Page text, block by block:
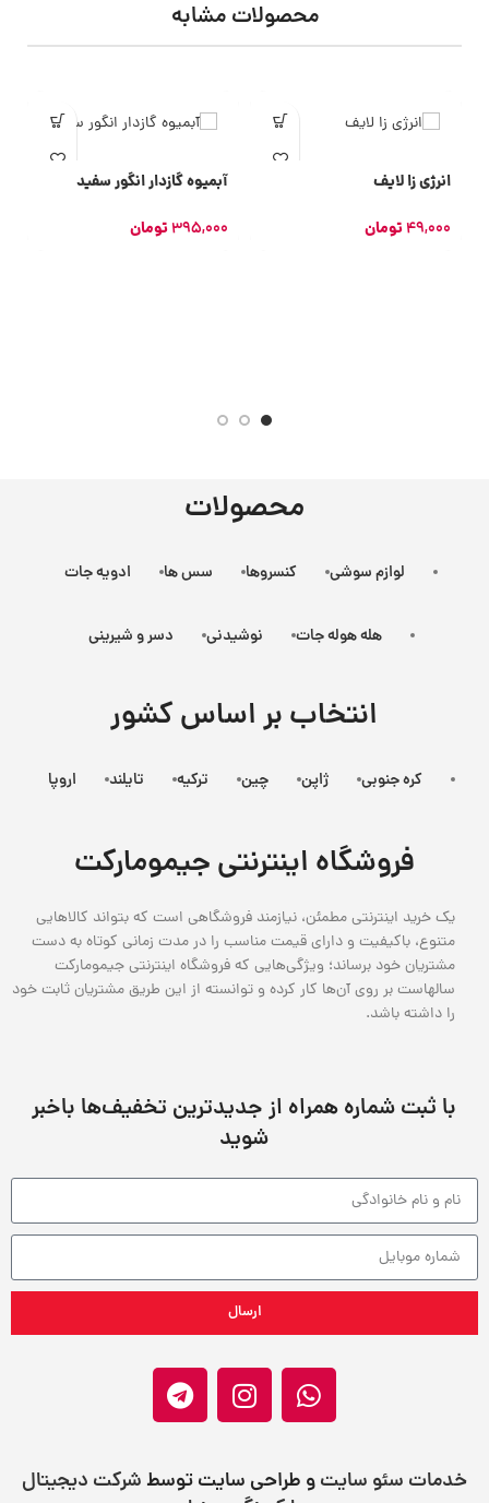
محصولات مشابه
انرژی‌ زا لایف
49,000تومان
آبمیوه گازدار انگور سفید
395,000تومان
محصولات
لوازم سوشی کنسروها سس ها ادویه جات
هله هوله جات نوشیدنی دسر و شیرینی
انتخاب بر اساس کشور
کره جنوبی ژاپن چین ترکیه تایلند اروپا
فروشگاه اینترنتی جیمومارکت
یک خرید اینترنتی مطمئن، نیازمند فروشگاهی است که بتواند کالاهایی
متنوع، باکیفیت و دارای قیمت مناسب را در مدت زمانی کوتاه به دست
مشتریان خود برساند؛ ویژگی‌هایی که فروشگاه اینترنتی جیمومارکت
سالهاست بر روی آن‌ها کار کرده و توانسته از این طریق مشتریان ثابت خود
را داشته باشد.
با ثبت شماره همراه از جدید‌ترین تخفیف‌ها با‌خبر
شوید
ارسال
خدمات سئو سایتو طراحی سایت توسط شرکت دیجیتال